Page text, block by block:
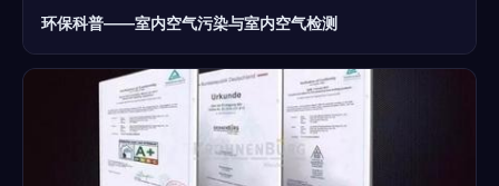
环保科普——室内空气污染与室内空气检测